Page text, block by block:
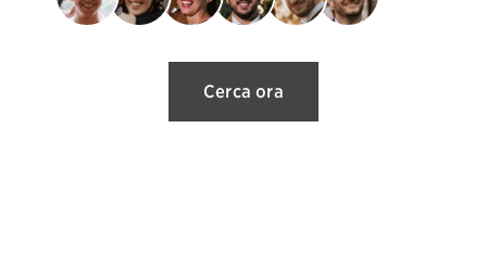
Cerca ora